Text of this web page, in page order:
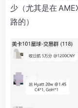
少（尤其是在
路的）